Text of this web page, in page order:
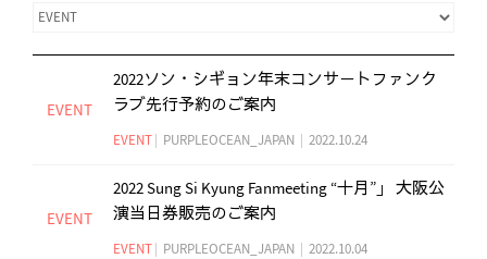
EVENT
2022ソン・シギョン年末コンサートファンク
ラブ先行予約のご案内
EVENT PURPLEOCEAN_JAPAN 2022.10.24
EVENT
2022 Sung Si Kyung Fanmeeting “十月”」 大阪公
演当日券販売のご案内
EVENT PURPLEOCEAN_JAPAN 2022.10.04